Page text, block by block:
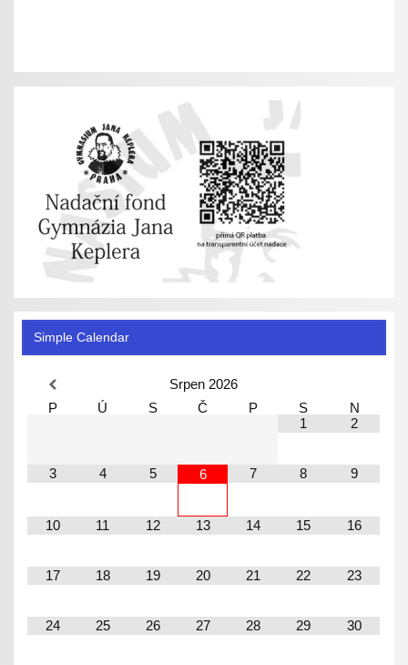
Simple Calendar
Srpen 2026
P
Ú S Č P S
N
1
2
3 4 5 6 7 8 9
10 11 12 13 14 15 16
17 18 19 20 21 22 23
24 25 26 27 28 29 30